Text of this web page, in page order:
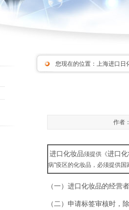
您现在的位置： 上海进口日
作者
进口化妆品须提供《进口
病"疫区的化妆品，必须提供
（一） 进口化妆品的经营
（二）申请标签审核时，